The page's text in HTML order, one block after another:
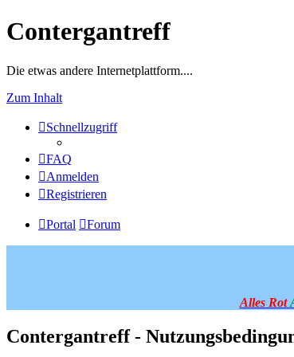
Contergantreff
Die etwas andere Internetplattform....
Zum Inhalt
Schnellzugriff
FAQ
Anmelden
Registrieren
Portal Forum
Alles Rot
Contergantreff -